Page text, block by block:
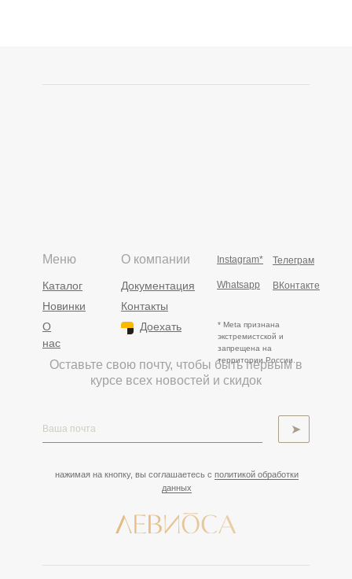
Оставьте свою почту, чтобы быть первым в
курсе всех новостей и скидок
нажимая на кнопку, вы соглашаетесь с политикой обработки
данных
➤
Instagram*
* Meta признана
экстремистской и
запрещена на
территории России.
Whatsapp ВКонтакте
Телеграм
Меню
Каталог
Новинки
О
нас
О компании
Документация
Контакты
Доехать